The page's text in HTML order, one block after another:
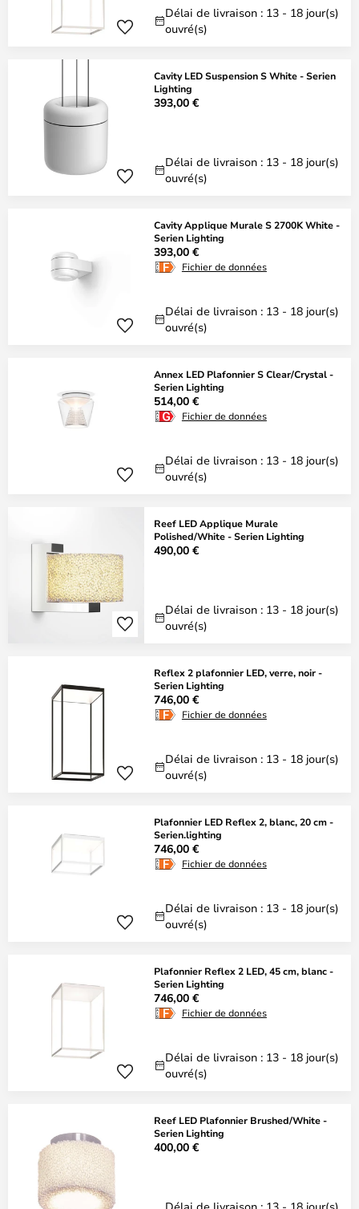
Délai de livraison : 13 - 18 jour(s)
ouvré(s)
Cavity LED Suspension S White - Serien
Lighting
393,00 €
Délai de livraison : 13 - 18 jour(s)
ouvré(s)
Cavity Applique Murale S 2700K White -
Serien Lighting
393,00 €
Fichier de données
Délai de livraison : 13 - 18 jour(s)
ouvré(s)
Annex LED Plafonnier S Clear/Crystal -
Serien Lighting
514,00 €
Fichier de données
Délai de livraison : 13 - 18 jour(s)
ouvré(s)
Reef LED Applique Murale
Polished/White - Serien Lighting
490,00 €
Délai de livraison : 13 - 18 jour(s)
ouvré(s)
Reflex 2 plafonnier LED, verre, noir -
Serien Lighting
746,00 €
Fichier de données
Délai de livraison : 13 - 18 jour(s)
ouvré(s)
Plafonnier LED Reflex 2, blanc, 20 cm -
Serien.lighting
746,00 €
Fichier de données
Délai de livraison : 13 - 18 jour(s)
ouvré(s)
Plafonnier Reflex 2 LED, 45 cm, blanc -
Serien Lighting
746,00 €
Fichier de données
Délai de livraison : 13 - 18 jour(s)
ouvré(s)
Reef LED Plafonnier Brushed/White -
Serien Lighting
400,00 €